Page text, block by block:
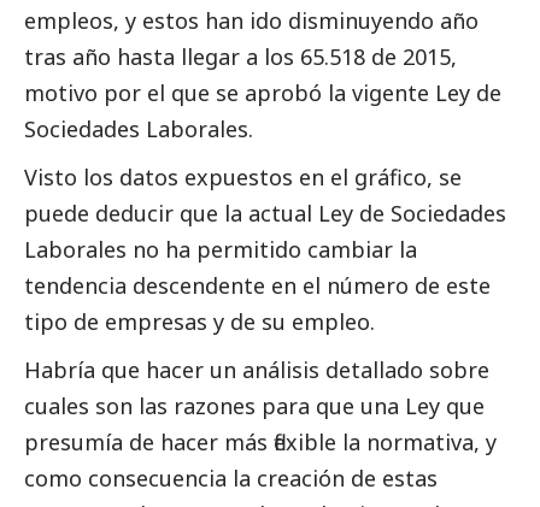
empleos, y estos han ido disminuyendo año
tras año hasta llegar a los 65.518 de 2015,
motivo por el que se aprobó la vigente Ley de
Sociedades Laborales.
Visto los datos expuestos en el gráfico, se
puede deducir que la actual Ley de Sociedades
Laborales no ha permitido cambiar la
tendencia descendente en el número de este
tipo de empresas y de su empleo.
Habría que hacer un análisis detallado sobre
cuales son las razones para que una Ley que
presumía de hacer más flexible la normativa, y
como consecuencia la creación de estas